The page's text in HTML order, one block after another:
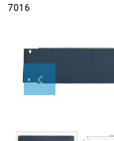
7016